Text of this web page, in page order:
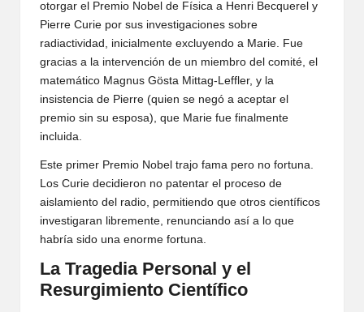
otorgar el Premio Nobel de Física a Henri Becquerel y
Pierre Curie por sus investigaciones sobre
radiactividad, inicialmente excluyendo a Marie. Fue
gracias a la intervención de un miembro del comité, el
matemático Magnus Gösta Mittag-Leffler, y la
insistencia de Pierre (quien se negó a aceptar el
premio sin su esposa), que Marie fue finalmente
incluida.
Este primer Premio Nobel trajo fama pero no fortuna.
Los Curie decidieron no patentar el proceso de
aislamiento del radio, permitiendo que otros científicos
investigaran libremente, renunciando así a lo que
habría sido una enorme fortuna.
La Tragedia Personal y el
Resurgimiento Científico